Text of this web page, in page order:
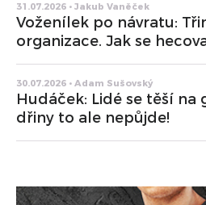
31.07.2026 • Jakub Vaněček
Voženílek po návratu:
organizace. Jak se
30.07.2026 • Adam Sušovský
Hudáček: Lidé se těší na
dřiny to ale nepůjde!